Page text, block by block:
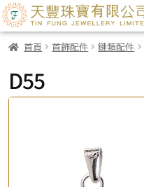
首頁 首飾配件 鏈類配件
D55